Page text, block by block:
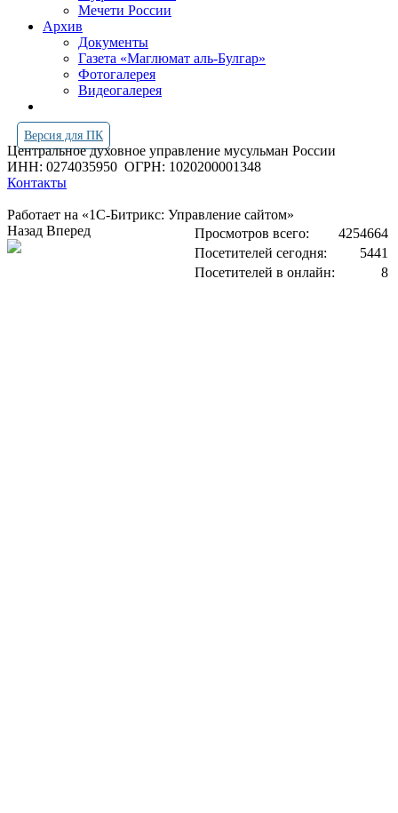
Мечети России
Архив
Документы
Газета «Маглюмат аль-Булгар»
Фотогалерея
Видеогалерея
Версия для ПК
Центральное духовное управление мусульман России
ИНН: 0274035950 ОГРН: 1020200001348
Контакты
Работает на «1С-Битрикс: Управление сайтом»
Просмотров всего:
4254664
Посетителей сегодня:
5441
Посетителей в онлайн:
8
Назад Вперед